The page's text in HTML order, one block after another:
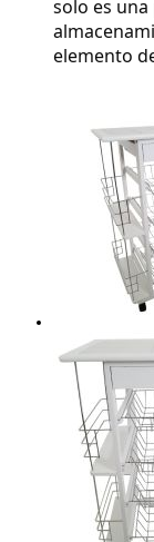
solo es
elemento